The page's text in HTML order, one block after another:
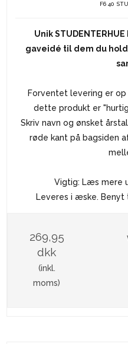
F6 40
Unik
gaveidé til dem du
Forventet levering er
dette produkt er
Skriv navn og ønsket
røde kant på bagsiden
Vigtig: Læs mere
Leveres i æske. Benyt
269,95
dkk
(inkl.
moms)